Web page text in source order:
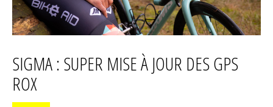
SIGMA : SUPER MISE À JOUR DES GPS
ROX